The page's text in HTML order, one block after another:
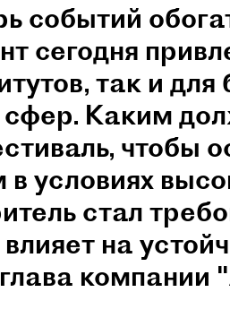
событий
сегодня
так и для
Каким
чтобы
условиях
стал
на
компании